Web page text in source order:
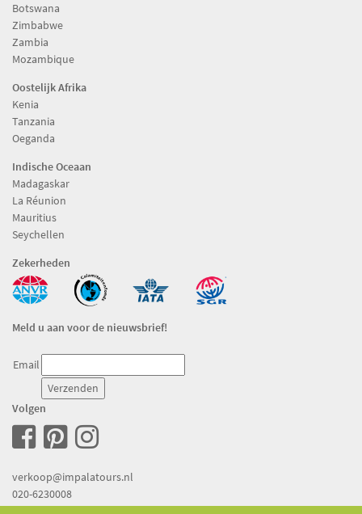
Botswana
Zimbabwe
Zambia
Mozambique
Oostelijk Afrika
Kenia
Tanzania
Oeganda
Indische Oceaan
Madagaskar
La Réunion
Mauritius
Seychellen
Zekerheden
Meld u aan voor de nieuwsbrief!
Email
Volgen
verkoop@impalatours.nl
020-6230008